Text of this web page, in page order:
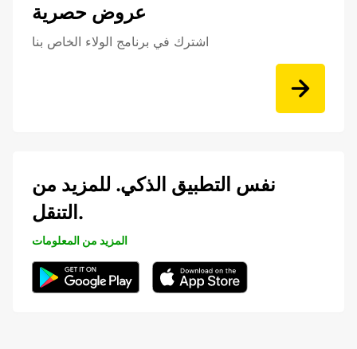
عروض حصرية
اشترك في برنامج الولاء الخاص بنا
نفس التطبيق الذكي. للمزيد من
التنقل.
المزيد من المعلومات